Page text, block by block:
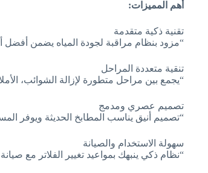
أهم المميزات:
تقنية ذكية متقدمة
“مزود بنظام مراقبة لجودة المياه يضمن أفضل
تنقية متعددة المراحل
“يجمع بين مراحل متطورة لإزالة الشوائب،
تصميم عصري ومدمج
“تصميم أنيق يناسب المطابخ الحديثة ويوفر
سهولة الاستخدام والصيانة
“نظام ذكي ينبهك بمواعيد تغيير الفلاتر مع